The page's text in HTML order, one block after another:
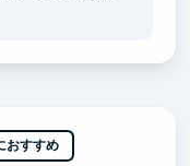
おすすめ